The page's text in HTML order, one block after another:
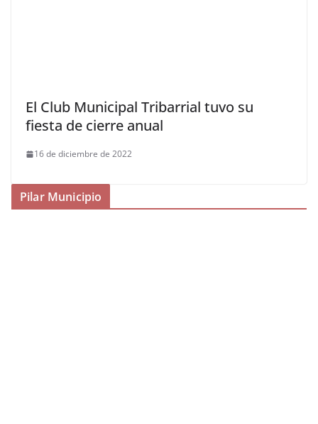
El Club Municipal Tribarrial tuvo su
fiesta de cierre anual
16 de diciembre de 2022
Pilar Municipio